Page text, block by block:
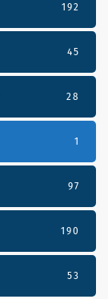
192
45
28
1
97
190
53